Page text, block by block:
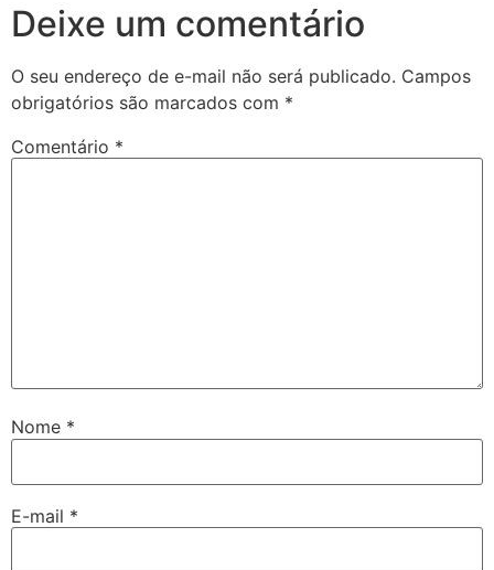
Deixe um comentário
O seu endereço de e-mail não será publicado. Campos
obrigatórios são marcados com *
Comentário *
Nome *
E-mail *